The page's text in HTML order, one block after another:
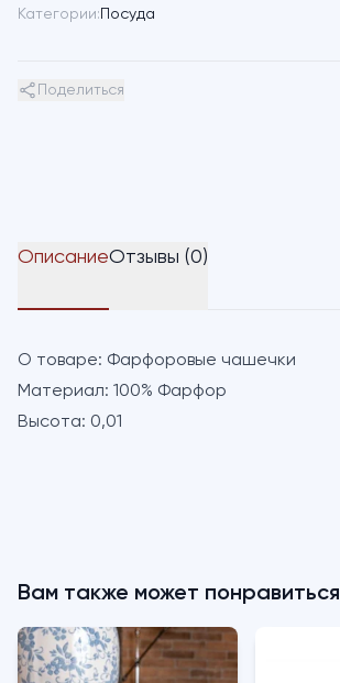
Категории: Посуда
Поделиться
ОписаниеОтзывы (0)
О товаре: Фарфоровые чашечки
Материал: 100% Фарфор
Высота: 0,01
Вам также может понравиться